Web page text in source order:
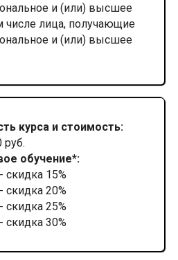
и (или) высшее
числе лица, получающие
и (или) высшее
курса и стоимость:
руб.
обучение*:
скидка 15%
скидка 20%
скидка 25%
скидка 30%